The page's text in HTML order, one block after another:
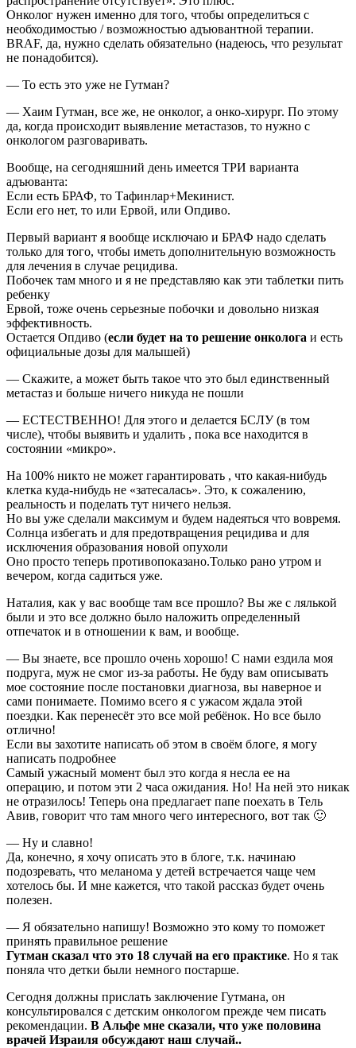
Онколог нужен именно для того, чтобы определиться с
необходимостью / возможностью адъювантной терапии.
BRAF, да, нужно сделать обязательно (надеюсь, что результат
не понадобится).
— То есть это уже не Гутман?
— Хаим Гутман, все же, не онколог, а онко-хирург. По этому
да, когда происходит выявление метастазов, то нужно с
онкологом разговаривать.
Вообще, на сегодняшний день имеется ТРИ варианта
адъюванта:
Если есть БРАФ, то Тафинлар+Мекинист.
Если его нет, то или Ервой, или Опдиво.
Первый вариант я вообще исключаю и БРАФ надо сделать
только для того, чтобы иметь дополнительную возможность
для лечения в случае рецидива.
Побочек там много и я не представляю как эти таблетки пить
ребенку
Ервой, тоже очень серьезные побочки и довольно низкая
эффективность.
Остается Опдиво (если будет на то решение онколога и есть
официальные дозы для малышей)
— Скажите, а может быть такое что это был единственный
метастаз и больше ничего никуда не пошли
— ЕСТЕСТВЕННО! Для этого и делается БСЛУ (в том
числе), чтобы выявить и удалить , пока все находится в
состоянии «микро».
На 100% никто не может гарантировать , что какая-нибудь
клетка куда-нибудь не «затесалась». Это, к сожалению,
реальность и поделать тут ничего нельзя.
Но вы уже сделали максимум и будем надеяться что вовремя.
Солнца избегать и для предотвращения рецидива и для
исключения образования новой опухоли
Оно просто теперь противопоказано.Только рано утром и
вечером, когда садиться уже.
Наталия, как у вас вообще там все прошло? Вы же с лялькой
были и это все должно было наложить определенный
отпечаток и в отношении к вам, и вообще.
— Вы знаете, все прошло очень хорошо! С нами ездила моя
подруга, муж не смог из-за работы. Не буду вам описывать
мое состояние после постановки диагноза, вы наверное и
сами понимаете. Помимо всего я с ужасом ждала этой
поездки. Как перенесёт это все мой ребёнок. Но все было
отлично!
Если вы захотите написать об этом в своём блоге, я могу
написать подробнее
Самый ужасный момент был это когда я несла ее на
операцию, и потом эти 2 часа ожидания. Но! На ней это никак
не отразилось! Теперь она предлагает папе поехать в Тель
Авив, говорит что там много чего интересного, вот так 🙂
— Ну и славно!
Да, конечно, я хочу описать это в блоге, т.к. начинаю
подозревать, что меланома у детей встречается чаще чем
хотелось бы. И мне кажется, что такой рассказ будет очень
полезен.
— Я обязательно напишу! Возможно это кому то поможет
принять правильное решение
Гутман сказал что это 18 случай на его практике. Но я так
поняла что детки были немного постарше.
Сегодня должны прислать заключение Гутмана, он
консультировался с детским онкологом прежде чем писать
рекомендации. В Альфе мне сказали, что уже половина
врачей Израиля обсуждают наш случай..